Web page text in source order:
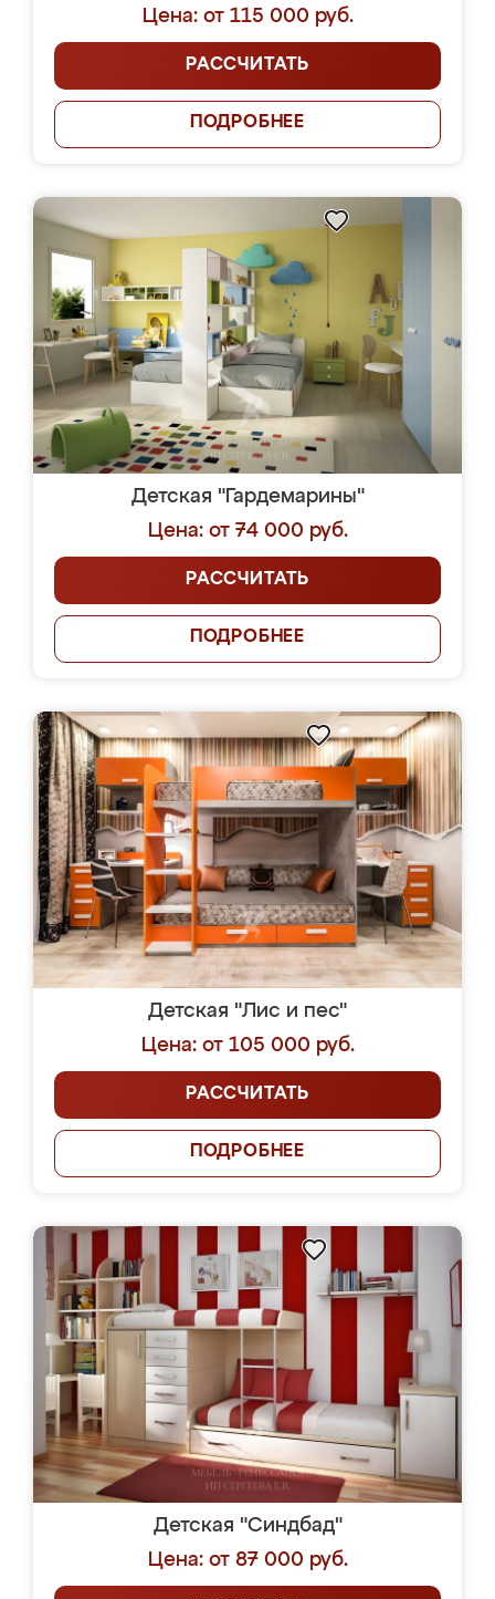
Цена: от 115 000 руб.
РАССЧИТАТЬ
ПОДРОБНЕЕ
Детская "Гардемарины"
Цена: от 74 000 руб.
РАССЧИТАТЬ
ПОДРОБНЕЕ
Детская "Лис и пес"
Цена: от 105 000 руб.
РАССЧИТАТЬ
ПОДРОБНЕЕ
Детская "Синдбад"
Цена: от 87 000 руб.